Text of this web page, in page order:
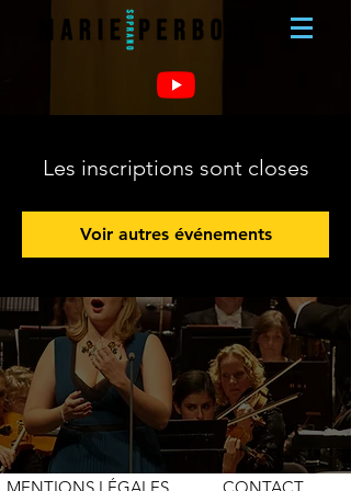
Les inscriptions sont closes
Voir autres événements